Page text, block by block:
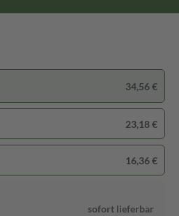
34,56 €
23,18 €
16,36 €
sofort lieferbar